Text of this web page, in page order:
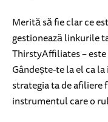
Merită să fie clar ce
gestionează linkurile
ThirstyAffiliates –
Gândește-te la el ca
strategia ta de afiliere
instrumentul care o